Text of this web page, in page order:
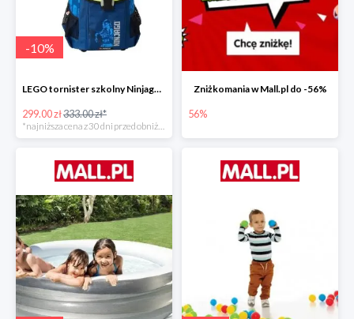
-10%
LEGO tornister szkolny Ninjago JAY of Lightning Easy
299.00 zł333.00 zł*
Zniżkomania w Mall.pl do -56%
56%